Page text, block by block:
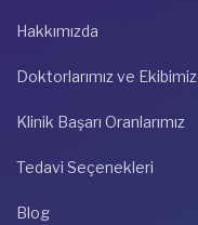
Hakkımızda
Doktorlarımız ve Ekibimiz
Klinik Başarı Oranlarımız
Tedavi Seçenekleri
Blog